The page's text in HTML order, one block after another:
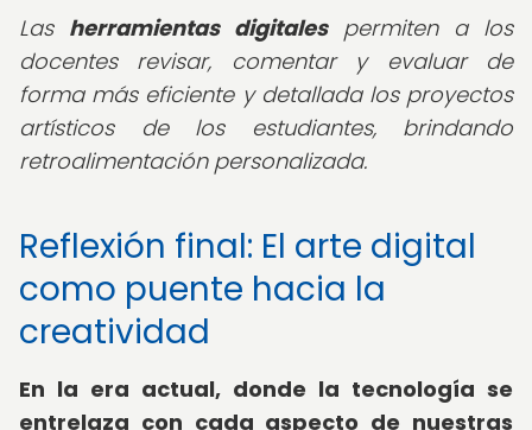
Las herramientas digitalespermiten a los
docentes revisar, comentar y evaluar de
forma más eficiente y detallada los proyectos
artísticos de los estudiantes, brindando
retroalimentación personalizada.
Reflexión final: El arte digital
como puente hacia la
creatividad
En la era actual, donde la tecnología se
entrelaza con cada aspecto de nuestras